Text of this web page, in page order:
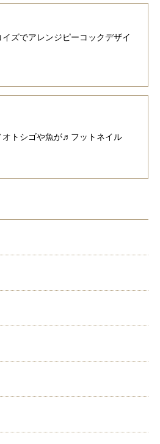
イズでアレンジピーコックデザイ
オトシゴや魚が♬フットネイル